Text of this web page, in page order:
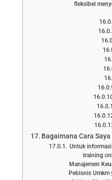
fleksibel
Bagaimana Cara
Untuk
training
Manajemen
Pebisnis